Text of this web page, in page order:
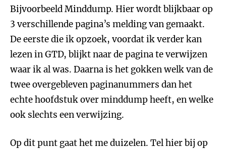
Bijvoorbeeld Minddump. Hier wordt blijkbaar op
3 verschillende pagina’s melding van gemaakt.
De eerste die ik opzoek, voordat ik verder kan
lezen in GTD, blijkt naar de pagina te verwijzen
waar ik al was. Daarna is het gokken welk van de
twee overgebleven paginanummers dan het
echte hoofdstuk over minddump heeft, en welke
ook slechts een verwijzing.
Op dit punt gaat het me duizelen. Tel hier bij op